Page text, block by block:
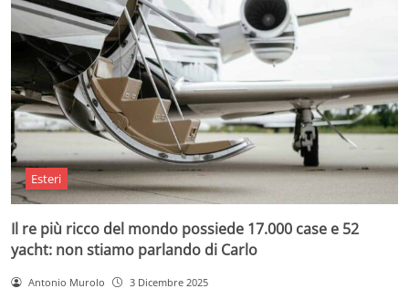
Esteri
Il re più ricco del mondo possiede 17.000 case e 52
yacht: non stiamo parlando di Carlo
Antonio Murolo 3 Dicembre 2025